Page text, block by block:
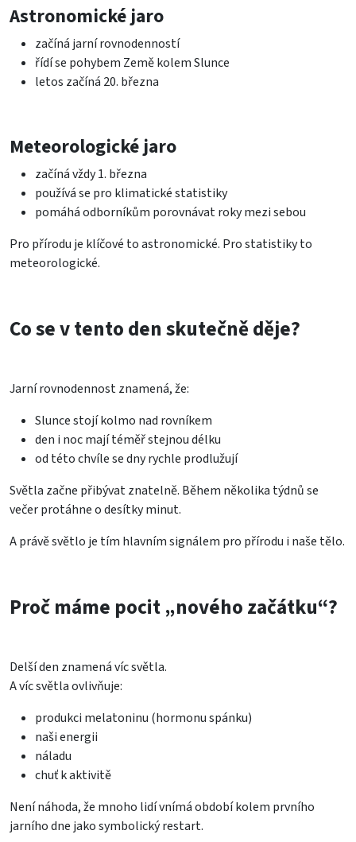
Astronomické jaro
začíná jarní rovnodenností
řídí se pohybem Země kolem Slunce
letos začíná 20. března
Meteorologické jaro
začíná vždy 1. března
používá se pro klimatické statistiky
pomáhá odborníkům porovnávat roky mezi sebou
Pro přírodu je klíčové to astronomické. Pro statistiky to
meteorologické.
Co se v tento den skutečně děje?
Jarní rovnodennost znamená, že:
Slunce stojí kolmo nad rovníkem
den i noc mají téměř stejnou délku
od této chvíle se dny rychle prodlužují
Světla začne přibývat znatelně. Během několika týdnů se
večer protáhne o desítky minut.
A právě světlo je tím hlavním signálem pro přírodu i naše tělo.
Proč máme pocit „nového začátku“?
Delší den znamená víc světla.
A víc světla ovlivňuje:
produkci melatoninu (hormonu spánku)
naši energii
náladu
chuť k aktivitě
Není náhoda, že mnoho lidí vnímá období kolem prvního
jarního dne jako symbolický restart.